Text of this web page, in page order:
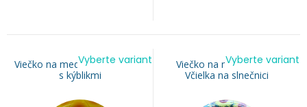
Viečko na med TO 82 - VILKO
s kýblikmi
Vyberte variant
Viečko na med TO 82 -
Včielka na slnečnici
Vyberte variant